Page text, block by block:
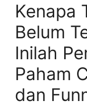
Kenapa
Belum
Inilah
Paham
dan